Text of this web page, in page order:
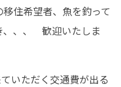
住希望者、魚を釣って
、、　歓迎いたしま
いただく交通費が出る